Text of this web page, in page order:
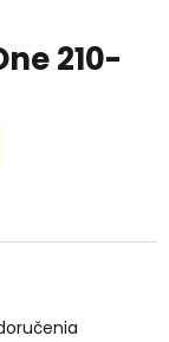
210-